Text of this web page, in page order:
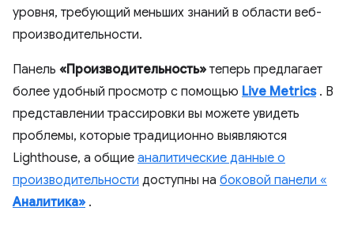
уровня, требующий меньших знаний в области веб-
производительности.
Панель «Производительность» теперь предлагает
более удобный просмотр с помощью Live Metrics. В
представлении трассировки вы можете увидеть
проблемы, которые традиционно выявляются
Lighthouse, а общие аналитические данные о
производительности доступны на боковой панели «
Аналитика» .